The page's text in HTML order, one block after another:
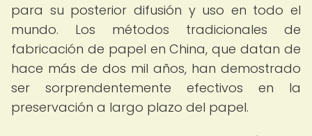
para su posterior difusión y uso en todo el
mundo. Los métodos tradicionales de
fabricación de papel en China, que datan de
hace más de dos mil años, han demostrado
ser sorprendentemente efectivos en la
preservación a largo plazo del papel.